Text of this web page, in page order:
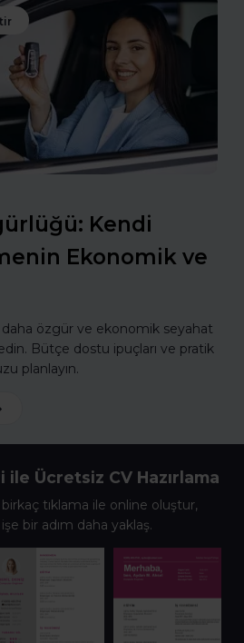
Kendi
Ekonomik ve
daha özgür ve ekonomik seyahat
Bütçe dostu ipuçları ve pratik
planlayın.
ile Ücretsiz CV Hazırlama
tıklama ile online oluştur,
bir adım daha yaklaş.